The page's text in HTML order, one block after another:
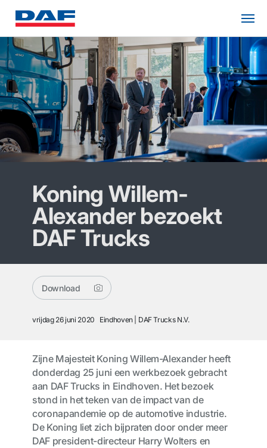
Koning Willem-
Alexander bezoekt
DAF Trucks
Download
vrijdag 26 juni 2020 Eindhoven DAF Trucks N.V.
Zijne Majesteit Koning Willem-Alexander heeft
donderdag 25 juni een werkbezoek gebracht
aan DAF Trucks in Eindhoven. Het bezoek
stond in het teken van de impact van de
coronapandemie op de automotive industrie.
De Koning liet zich bijpraten door onder meer
DAF president-directeur Harry Wolters en